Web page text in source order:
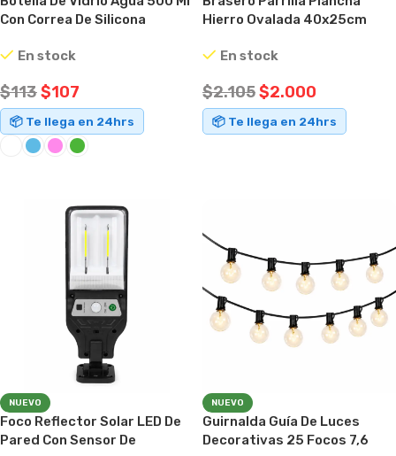
Con Correa De Silicona
En stock
$113$107
📦 Te llega en 24hrs
Hierro Ovalada 40x25cm
En stock
$2.105$2.000
📦 Te llega en 24hrs
NUEVO
Foco Reflector Solar LED De
Pared Con Sensor De
NUEVO
Guirnalda Guía De Luces
Decorativas 25 Focos 7,6